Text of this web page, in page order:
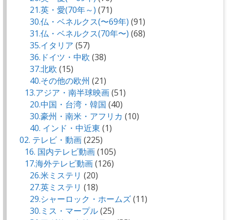
21.英・愛(70年～) (71)
30.仏・ベネルクス(〜69年) (91)
31.仏・ベネルクス(70年〜) (68)
35.イタリア (57)
36.ドイツ・中欧 (38)
37.北欧 (15)
40.その他の欧州 (21)
13.アジア・南半球映画(51)
20.中国・台湾・韓国 (40)
30.豪州・南米・アフリカ (10)
40. インド・中近東 (1)
02. テレビ・動画(225)
16. 国内テレビ動画(105)
17.海外テレビ動画(126)
26.米ミステリ (20)
27.英ミステリ (18)
29.シャーロック・ホームズ(11)
30.ミス・マープル(25)